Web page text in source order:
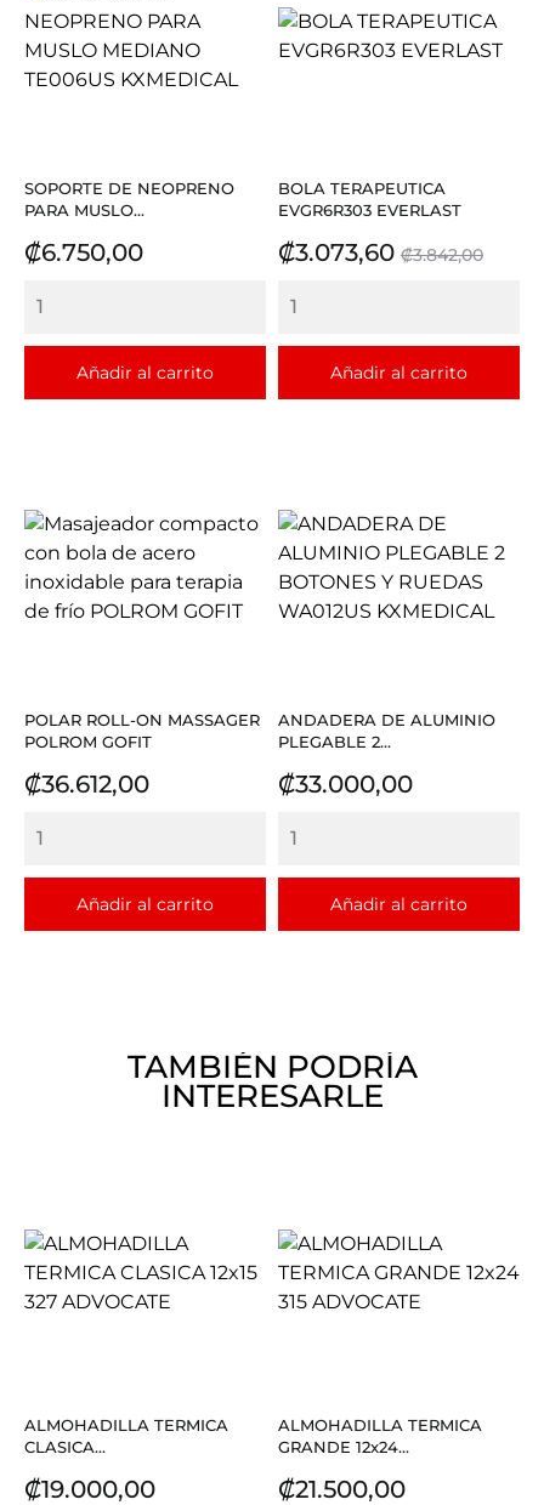
SOPORTE DE NEOPRENO
PARA MUSLO...
Precio
₡6.750,00
Añadir al carrito
BOLA TERAPEUTICA
EVGR6R303 EVERLAST
Precio
₡3.073,60 Precio
₡3.842,00
Añadir al carrito
POLAR ROLL-ON MASSAGER
POLROM GOFIT
Precio
₡36.612,00
Añadir al carrito
ANDADERA DE ALUMINIO
PLEGABLE 2...
Precio
₡33.000,00
Añadir al carrito
TAMBIÉN PODRÍA
INTERESARLE
ALMOHADILLA TERMICA
CLASICA...
Precio
₡19.000,00
ALMOHADILLA TERMICA
GRANDE 12x24...
Precio
₡21.500,00